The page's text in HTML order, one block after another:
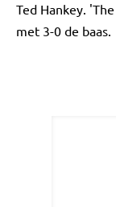
Ted Hankey.
met 3-0 de baas.